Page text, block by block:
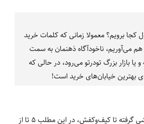
کجا برویم؟ معمولا زمانی که کلمات خرید
هم می‌آوریم، ناخودآگاه ذهنمان به سمت
یا بازار بزرگ تودرتو می‌رود، در حالی که
بهترین خیابان‌های خرید است!
از مغازه‌های عتیقه‌فروشی گرفته تا کیف‌وکفش، در این مطلب 5 تا از